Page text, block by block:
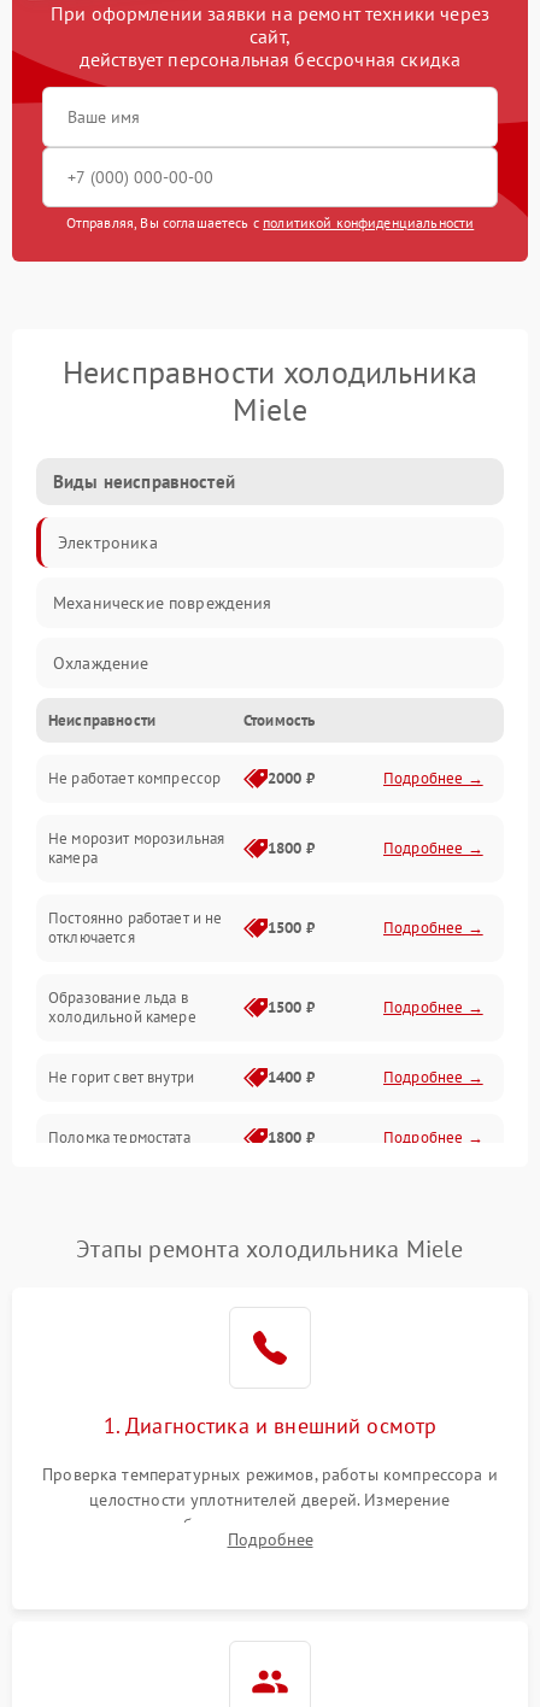
При оформлении заявки на ремонт техники через
сайт,
действует персональная бессрочная скидка
Отправляя, Вы соглашаетесь с политикой конфиденциальности
Неисправности холодильника
Miele
Виды неисправностей
Электроника
Механические повреждения
Охлаждение
Механика
Электропитание
Дренаж
Неисправности Стоимость
Не работает компрессор 2000 ₽ Подробнее →
Не морозит морозильная
камера
1800 ₽ Подробнее →
Постоянно работает и не
отключается
1500 ₽ Подробнее →
Образование льда в
холодильной камере
1500 ₽ Подробнее →
Не горит свет внутри 1400 ₽ Подробнее →
Поломка термостата 1800 ₽ Подробнее →
Поломка системы No Frost 2600 ₽ Подробнее →
работе
2000 ₽ Подробнее →
1000 ₽
1800 ₽
Этапы ремонта холодильника Miele
1. Диагностика и внешний осмотр
Проверка температурных режимов, работы компрессора и
целостности уплотнителей дверей. Измерение
сопротивления обмоток мотора, проверка термостата и
считывание кодов ошибок с электронного дисплея.
Подробнее